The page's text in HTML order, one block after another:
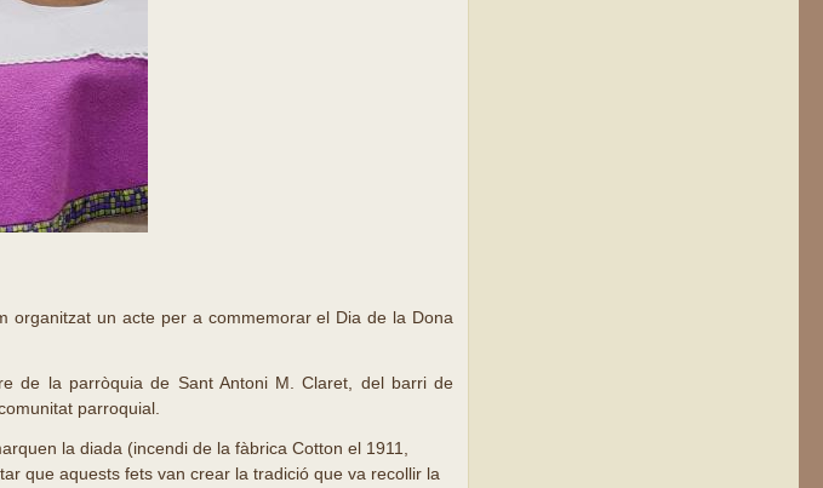
organitzat un acte per a commemorar el Dia de la Dona
de la parròquia de Sant Antoni M. Claret, del barri de
parroquial.
la diada (incendi de la fàbrica Cotton el 1911,
que aquests fets van crear la tradició que va recollir la